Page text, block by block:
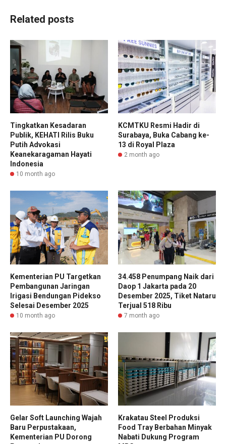
Related posts
Tingkatkan Kesadaran
Publik, KEHATI Rilis Buku
Putih Advokasi
Keanekaragaman Hayati
Indonesia
10 month ago
KCMTKU Resmi Hadir di
Surabaya, Buka Cabang ke-
13 di Royal Plaza
2 month ago
Kementerian PU Targetkan
Pembangunan Jaringan
Irigasi Bendungan Pidekso
Selesai Desember 2025
10 month ago
34.458 Penumpang Naik dari
Daop 1 Jakarta pada 20
Desember 2025, Tiket Nataru
Terjual 518 Ribu
7 month ago
Gelar Soft Launching Wajah
Baru Perpustakaan,
Kementerian PU Dorong
Krakatau Steel Produksi
Food Tray Berbahan Minyak
Nabati Dukung Program